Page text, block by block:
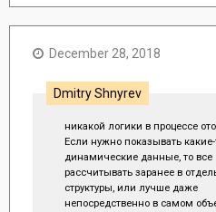
December 28, 2018
Dmitry Shnyrev
никакой логики в процессе
Если нужно показывать какие-
динамические данные, то все
рассчитывать заранее в
структуры, или лучше даже
непосредственно в самом